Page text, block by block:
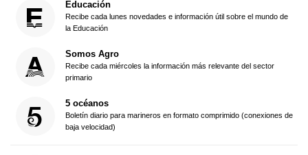
Educación
Recibe cada lunes novedades e información útil sobre el mundo de
la Educación
Somos Agro
Recibe cada miércoles la información más relevante del sector
primario
5 océanos
Boletín diario para marineros en formato comprimido (conexiones de
baja velocidad)